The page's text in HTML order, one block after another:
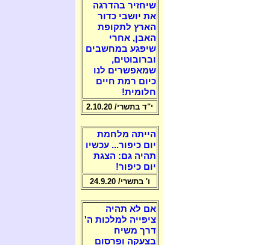
שיחזיר בהדרגה
את יושבי כדור
הארץ לתקופת
האבן, אחרי
שיפגע במחשבים
וברובוטים,
שמאפשרים לנו
כיום רמת חיים
חלומית!
י"ד בתשרי/ 2.10.20
הייתה מלחמת
יום כיפור... עכשיו
תהיה גם: הצגת
יום כיפור!
ו' בתשרי/ 24.9.20
אם לא תהיה
ציפייה למלכות ה'
דרך משיח
בצעקה ופרסום